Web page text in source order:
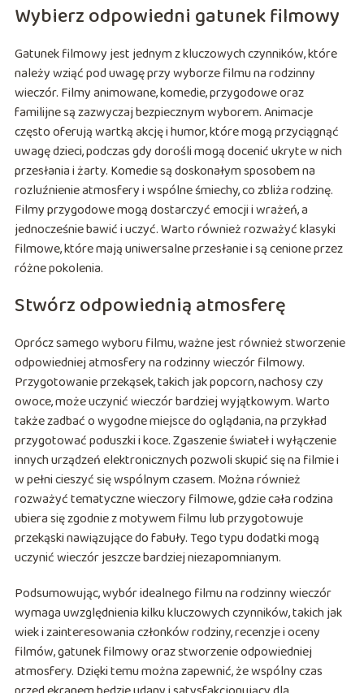
Wybierz odpowiedni gatunek filmowy
Gatunek filmowy jest jednym z kluczowych czynników, które
należy wziąć pod uwagę przy wyborze filmu na rodzinny
wieczór. Filmy animowane, komedie, przygodowe oraz
familijne są zazwyczaj bezpiecznym wyborem. Animacje
często oferują wartką akcję i humor, które mogą przyciągnąć
uwagę dzieci, podczas gdy dorośli mogą docenić ukryte w nich
przesłania i żarty. Komedie są doskonałym sposobem na
rozluźnienie atmosfery i wspólne śmiechy, co zbliża rodzinę.
Filmy przygodowe mogą dostarczyć emocji i wrażeń, a
jednocześnie bawić i uczyć. Warto również rozważyć klasyki
filmowe, które mają uniwersalne przesłanie i są cenione przez
różne pokolenia.
Stwórz odpowiednią atmosferę
Oprócz samego wyboru filmu, ważne jest również stworzenie
odpowiedniej atmosfery na rodzinny wieczór filmowy.
Przygotowanie przekąsek, takich jak popcorn, nachosy czy
owoce, może uczynić wieczór bardziej wyjątkowym. Warto
także zadbać o wygodne miejsce do oglądania, na przykład
przygotować poduszki i koce. Zgaszenie świateł i wyłączenie
innych urządzeń elektronicznych pozwoli skupić się na filmie i
w pełni cieszyć się wspólnym czasem. Można również
rozważyć tematyczne wieczory filmowe, gdzie cała rodzina
ubiera się zgodnie z motywem filmu lub przygotowuje
przekąski nawiązujące do fabuły. Tego typu dodatki mogą
uczynić wieczór jeszcze bardziej niezapomnianym.
Podsumowując, wybór idealnego filmu na rodzinny wieczór
wymaga uwzględnienia kilku kluczowych czynników, takich jak
wiek i zainteresowania członków rodziny, recenzje i oceny
filmów, gatunek filmowy oraz stworzenie odpowiedniej
atmosfery. Dzięki temu można zapewnić, że wspólny czas